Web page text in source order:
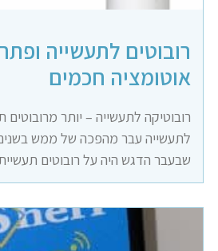
רובוטים לתעשייה
אוטומציה חכמים
רובוטיקה לתעשייה – יותר מרובוטים
לתעשייה עבר מהפכה של ממש
שבעבר הדגש היה על רובוטים